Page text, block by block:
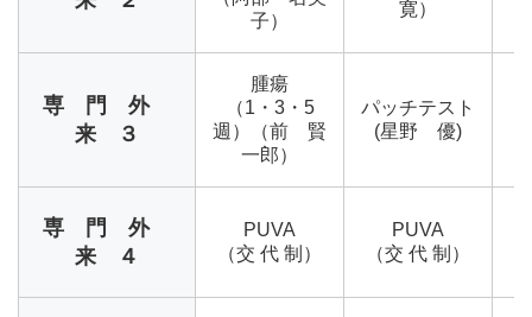
子）
寛）
専 門 外
来 ３
腫瘍
（1・3・5
週）（前 賢
一郎）
パッチテスト
(星野 優)
専 門 外
来 ４
PUVA
（交 代 制）
PUVA
（交 代 制）